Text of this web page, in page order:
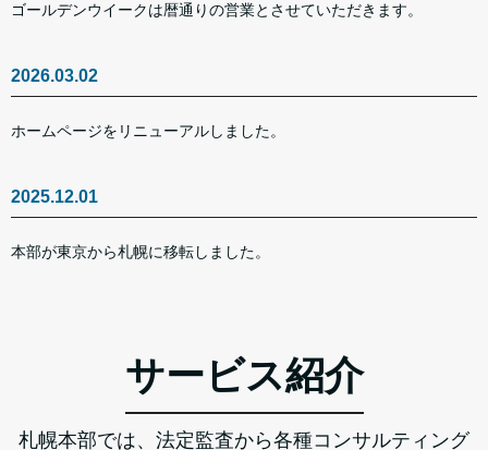
ゴールデンウイークは暦通りの営業とさせていただきます。
2026.03.02
ホームページをリニューアルしました。
2025.12.01
本部が東京から札幌に移転しました。
サービス紹介
札幌本部では、法定監査から各種コンサルティング